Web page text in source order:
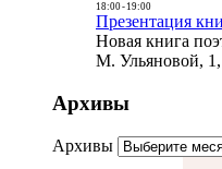
18:00- 19:00
Презентация
Новая книга
М. Ульяновой,
Архивы
Архивы